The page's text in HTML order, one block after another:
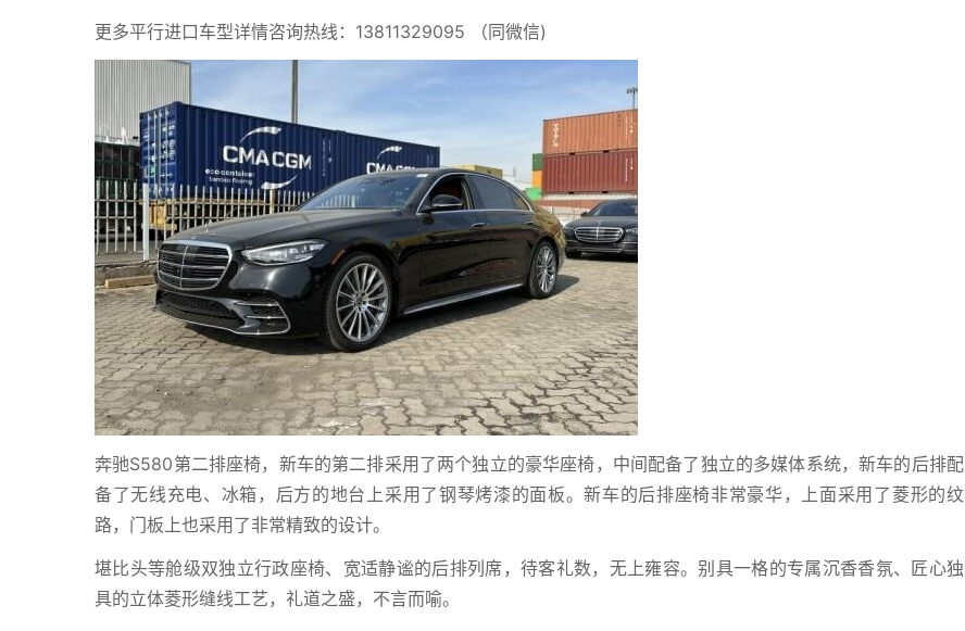
更多平行进口车型详情咨询热线：13811329095 （同微信)
奔驰S580第二排座椅，新车的第二排采用了两个独立的豪华座椅，中间配备了独立的多媒体系统，新车的后排配
备了无线充电、冰箱，后方的地台上采用了钢琴烤漆的面板。新车的后排座椅非常豪华，上面采用了菱形的纹
路，门板上也采用了非常精致的设计。
堪比头等舱级双独立行政座椅、宽适静谧的后排列席，待客礼数，无上雍容。别具一格的专属沉香香氛、匠心独
具的立体菱形缝线工艺，礼道之盛，不言而喻。